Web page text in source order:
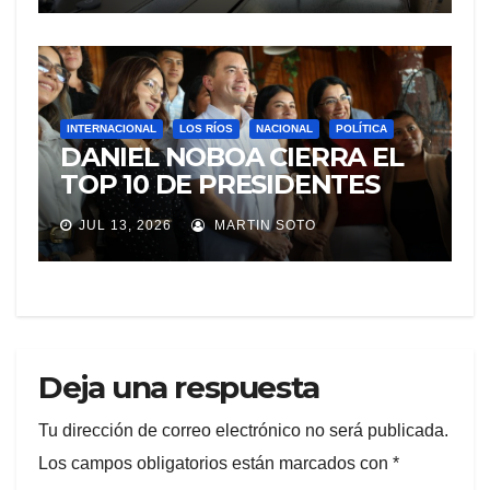
INTERNACIONAL LOS RÍOS NACIONAL POLÍTICA
DANIEL NOBOA CIERRA EL
TOP 10 DE PRESIDENTES
CON MEJOR IMAGEN EN
AMÉRICA LATINA
JUL 13, 2026 MARTIN SOTO
Deja una respuesta
Tu dirección de correo electrónico no será publicada.
Los campos obligatorios están marcados con *